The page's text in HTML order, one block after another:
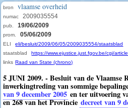
bron vlaamse overheid
numac 2009035554
pub. 19/06/2009
prom. 05/06/2009
ELI
eli/besluit/2009/06/05/2009035554/staatsblad
staatsblad
https://www.ejustice.just.fgov.be/cgi/
links Raad van State (chrono)
5 JUNI 2009. - Besluit van de Vlaamse
inwerkingtreding van sommige
van 9 december 2005 en ter uitvoering
en 268 van het Provincie decreet van 9